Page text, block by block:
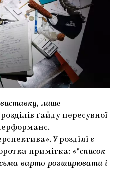
ПРО РІЗДВЯНІ СВЯТА
лише
ґайду пересувної
У розділі є
примітка: «*список
варто розширювати і